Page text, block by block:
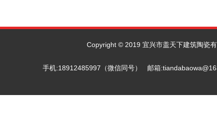
Copyright © 2019 宜兴市盖天下建筑陶瓷
手机:18912485997（微信同号） 邮箱